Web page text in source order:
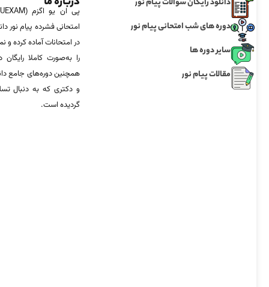
دوره های شب امتحانی پیام نور
سایر دوره ها
مقالات پیام نور
امتحانی فشرده پیام نور
در امتحانات آماده‌ کرده
را به‌صورت کاملا
همچنین دوره‌های جامع
و دکتری که به دنبال
گردیده است.